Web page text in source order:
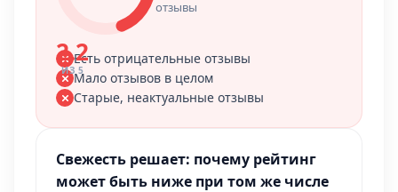
2.2
ИЗ 5
отзывы
Есть отрицательные отзывы
Мало отзывов в целом
Старые, неактуальные отзывы
Свежесть решает: почему рейтинг
может быть ниже при том же числе